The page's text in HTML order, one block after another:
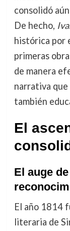
consolidó
De hecho,
histórica por
primeras
de manera
narrativa
también
El
El auge
El año 1814
literaria de